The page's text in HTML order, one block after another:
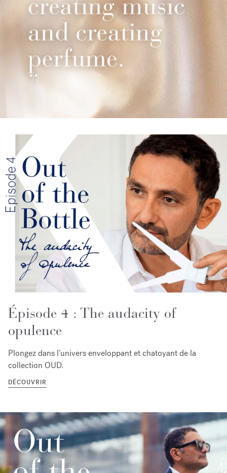
Épisode 4 : The audacity of
opulence
Plongez dans l’univers enveloppant et chatoyant de la
collection OUD.
DÉCOUVRIR